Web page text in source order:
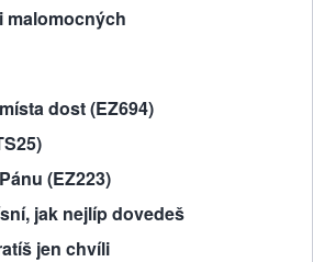
malomocných
dost (EZ694)
(EZ223)
jak nejlíp dovedeš
jen chvíli